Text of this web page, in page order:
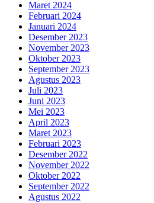
Maret 2024
Februari 2024
Januari 2024
Desember 2023
November 2023
Oktober 2023
September 2023
Agustus 2023
Juli 2023
Juni 2023
Mei 2023
April 2023
Maret 2023
Februari 2023
Desember 2022
November 2022
Oktober 2022
September 2022
Agustus 2022